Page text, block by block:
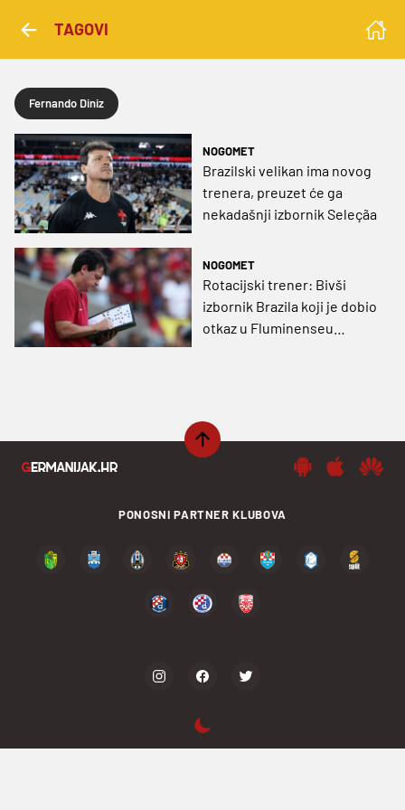
TAGOVI
Fernando Diniz
NOGOMET
Brazilski velikan ima novog
trenera, preuzet će ga
nekadašnji izbornik Seleçãa
NOGOMET
Rotacijski trener: Bivši
izbornik Brazila koji je dobio
otkaz u Fluminenseu
PONOSNI PARTNER KLUBOVA